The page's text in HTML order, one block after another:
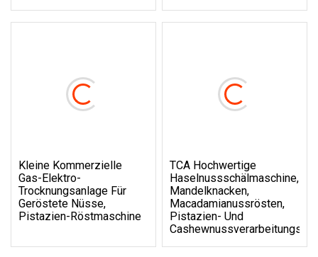
Kleine Kommerzielle
Gas-Elektro-
Trocknungsanlage Für
Geröstete Nüsse,
Pistazien-Röstmaschine
TCA Hochwertige
Haselnussschälmaschine,
Mandelknacken,
Macadamianussrösten,
Pistazien- Und